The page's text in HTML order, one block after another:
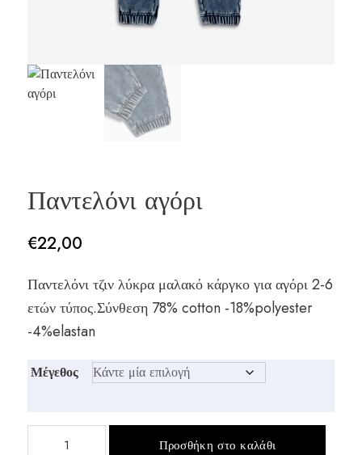
Παντελόνι αγόρι
€22,00
Παντελόνι τζιν λύκρα μαλακό κάργκο για αγόρι 2-6
ετών τύπος.Σύνθεση 78% cotton -18%polyester
-4%elastan
Μέγεθος
Προσθήκη στο καλάθι